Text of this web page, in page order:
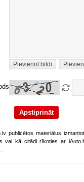
Pievienot bildi
publicētos materiālus
vai kā citādi rīkoties ar